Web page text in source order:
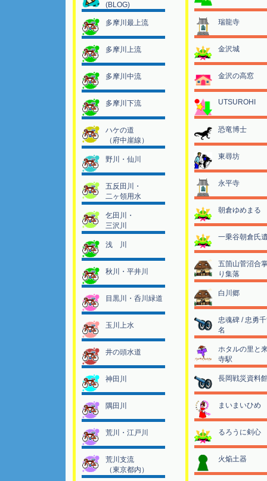
(BLOG)
多摩川最上流
多摩川上流
多摩川中流
多摩川下流
ハケの道
（府中崖線）
野川・仙川
五反田川・
二ヶ領用水
乞田川・
三沢川
浅 川
秋川・平井川
目黒川・呑川緑道
玉川上水
井の頭水道
神田川
隅田川
荒川・江戸川
荒川支流
（東京都内）
瑞龍寺
金沢城
金沢の高窓
UTSUROHI
恐竜博士
東尋坊
永平寺
朝倉ゆめまる
一乗谷朝倉氏
五箇山菅沼合
り集落
白川郷
忠魂碑 / 忠勇
名
ホタルの里と
寺駅
長岡戦災資料
まいまいひめ
るろうに剣心
火焔土器